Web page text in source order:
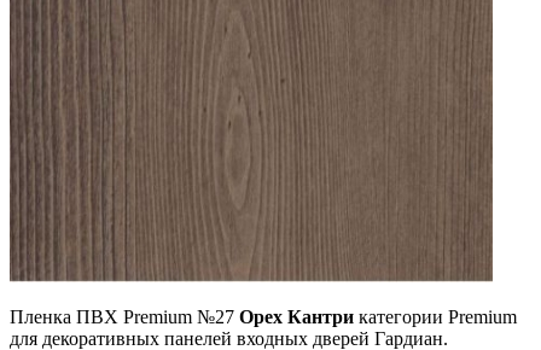
Пленка ПВХ Premium №27 Орех Кантри категории Premium
для декоративных панелей входных дверей Гардиан.